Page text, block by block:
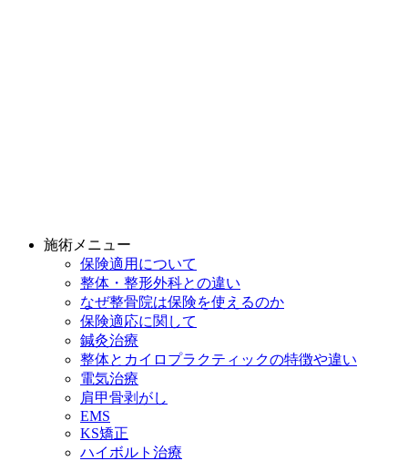
施術メニュー
保険適用について
整体・整形外科との違い
なぜ整骨院は保険を使えるのか
保険適応に関して
鍼灸治療
整体とカイロプラクティックの特徴や違い
電気治療
肩甲骨剥がし
EMS
KS矯正
ハイボルト治療